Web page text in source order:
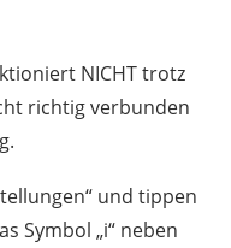
NICHT trotz
richtig verbunden
und tippen
Symbol „i“ neben